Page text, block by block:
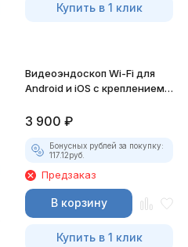
Купить в 1 клик
Видеоэндоскоп Wi-Fi для
Android и iOS с креплением
3 900 ₽
Бонусных рублей за покупку:
117.12руб.
Предзаказ
В корзину
Купить в 1 клик